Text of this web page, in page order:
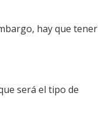
hay que tener
será el tipo de